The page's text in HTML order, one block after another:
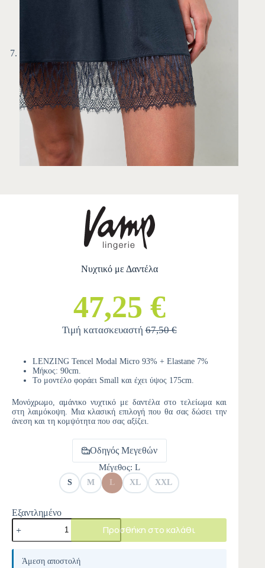
Νυχτικό με Δαντέλα
47,25 €
Τιμή κατασκευαστή67,50 €
LENZING Tencel Modal Micro 93% + Elastane 7%
Μήκος: 90cm.
Το μοντέλο φοράει Small και έχει ύψος 175cm.
Μονόχρωμο, αμάνικο νυχτικό με δαντέλα στο τελείωμα και
στη λαιμόκοψη. Μια κλασική επιλογή που θα σας δώσει την
άνεση και τη κομψότητα που σας αξίζει.
Οδηγός Μεγεθών
Μέγεθος: L
S M L XL XXL
Εξαντλημένο
Προσθήκη στο καλάθι
A
Άμεση αποστολή